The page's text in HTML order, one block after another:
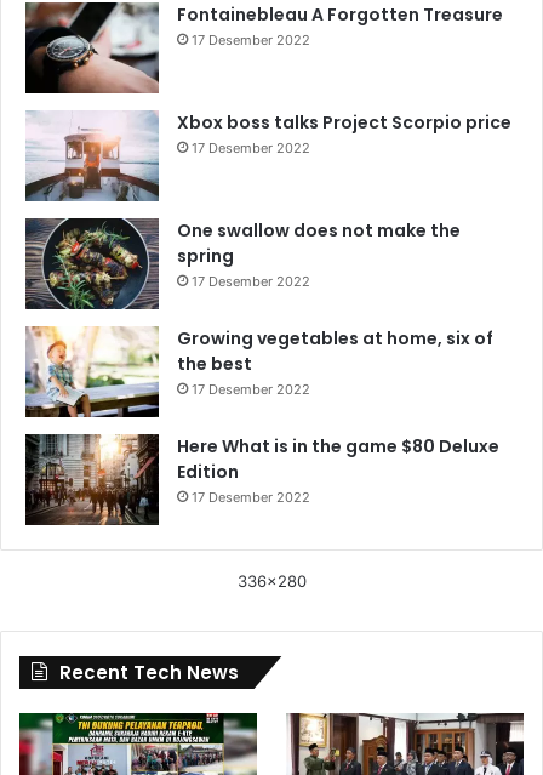
Fontainebleau A Forgotten Treasure
17 Desember 2022
Xbox boss talks Project Scorpio price
17 Desember 2022
One swallow does not make the
spring
17 Desember 2022
Growing vegetables at home, six of
the best
17 Desember 2022
Here What is in the game $80 Deluxe
Edition
17 Desember 2022
336x280
Recent Tech News